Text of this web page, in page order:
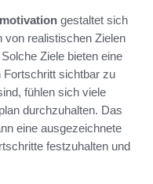
gestaltet sich
von realistischen Zielen
Ziele bieten eine
Fortschritt sichtbar zu
fühlen sich viele
durchzuhalten. Das
eine ausgezeichnete
festzuhalten und